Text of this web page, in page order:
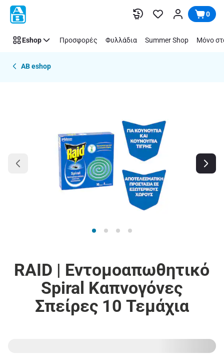
Παράλειψη 0
Eshop Προσφορές Φυλλάδια Summer Shop Μόνο
AB eshop
RAID | Εντομοαπωθητικό
Spiral Καπνογόνες
Σπείρες 10 Τεμάχια